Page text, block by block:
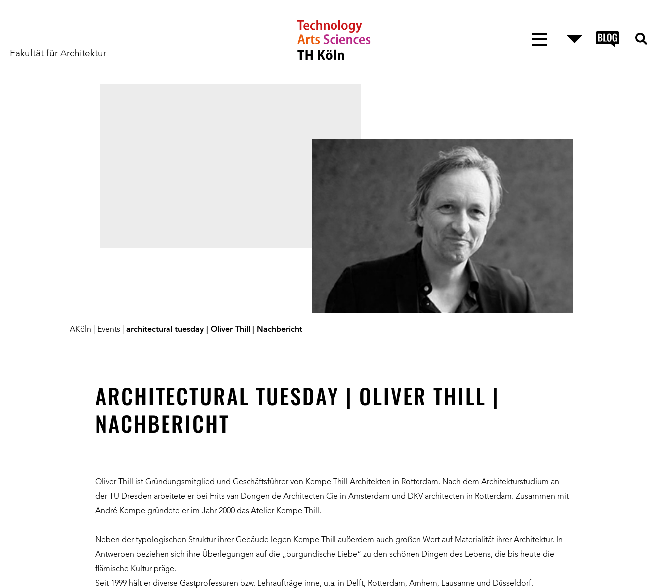
Fakultät für Architektur
AKöln Events architectural tuesday | Oliver Thill | Nachbericht
ARCHITECTURAL TUESDAY | OLIVER THILL |
NACHBERICHT
Oliver Thill ist Gründungsmitglied und Geschäftsführer von Kempe Thill Architekten in Rotterdam. Nach dem Architekturstudium an
der TU Dresden arbeitete er bei Frits van Dongen de Architecten Cie in Amsterdam und DKV architecten in Rotterdam. Zusammen mit
André Kempe gründete er im Jahr 2000 das Atelier Kempe Thill.
Neben der typologischen Struktur ihrer Gebäude legen Kempe Thill außerdem auch großen Wert auf Materialität ihrer Architektur. In
Antwerpen beziehen sich ihre Überlegungen auf die „burgundische Liebe“ zu den schönen Dingen des Lebens, die bis heute die
flämische Kultur präge.
Seit 1999 hält er diverse Gastprofessuren bzw. Lehraufträge inne, u.a. in Delft, Rotterdam, Arnhem, Lausanne und Düsseldorf.